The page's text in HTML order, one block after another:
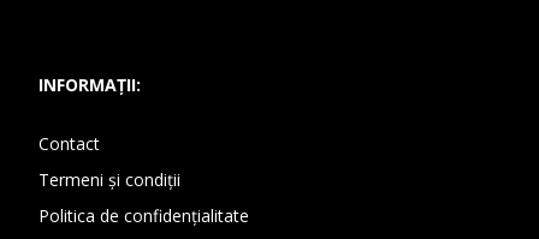
INFORMAȚII:
Contact
Termeni și condiții
Politica de confidențialitate